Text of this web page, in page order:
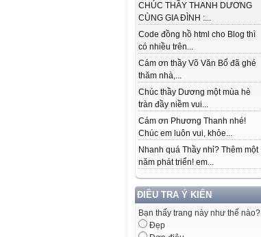
CHÚC THẦY THANH DƯƠNG
CÙNG GIA ĐÌNH :...
Code đồng hồ html cho Blog thì
có nhiều trên...
Cám ơn thầy Võ Văn Bổ đã ghé
thăm nhà,...
Chúc thầy Dương một mùa hè
tràn đầy niềm vui...
Cám ơn Phương Thanh nhé!
Chúc em luôn vui, khỏe...
Nhanh quá Thầy nhỉ? Thêm một
năm phát triển! em...
ĐIỀU TRA Ý KIẾN
Bạn thấy trang này như thế nào?
Đẹp